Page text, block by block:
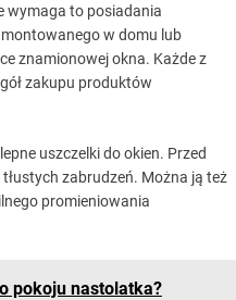
wymaga to posiadania
w domu lub
znamionowej okna. Każde z
zakupu produktów
uszczelki do okien. Przed
zabrudzeń. Można ją też
promieniowania
pokoju nastolatka?